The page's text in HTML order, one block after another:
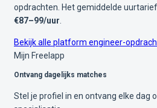
opdrachten. Het gemiddelde
€87–99/uur.
Bekijk alle platform engineer-
Mijn Freelapp
Ontvang dagelijks matches
Stel je profiel in en ontvang elke dag